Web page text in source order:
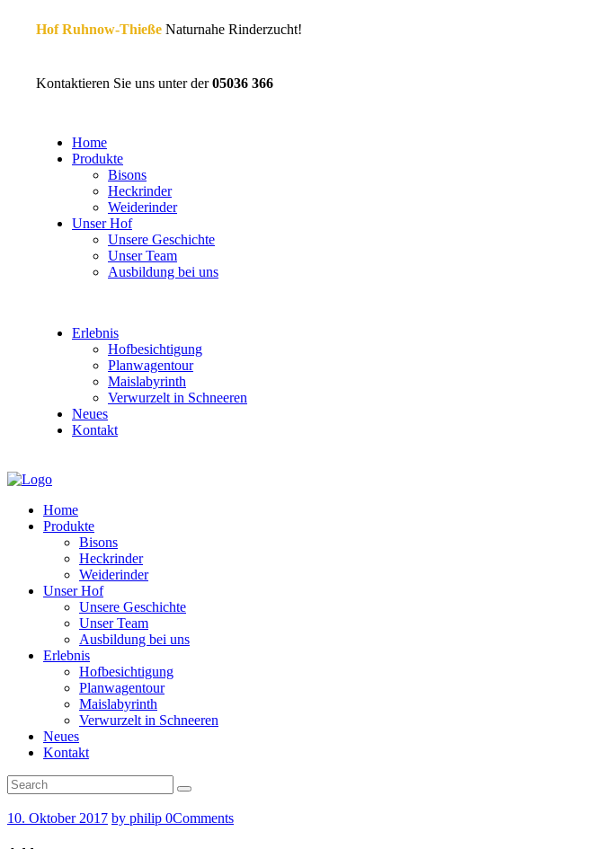
Hof Ruhnow-Thieße Naturnahe Rinderzucht!
Kontaktieren Sie uns unter der05036 366
Home
Produkte
Bisons
Heckrinder
Weiderinder
Unser Hof
Unsere Geschichte
Unser Team
Ausbildung bei uns
Erlebnis
Hofbesichtigung
Planwagentour
Maislabyrinth
Verwurzelt in Schneeren
Neues
Kontakt
Home
Produkte
Bisons
Heckrinder
Weiderinder
Unser Hof
Unsere Geschichte
Unser Team
Ausbildung bei uns
Erlebnis
Hofbesichtigung
Planwagentour
Maislabyrinth
Verwurzelt in Schneeren
Neues
Kontakt
10. Oktober 2017 by philip 0Comments